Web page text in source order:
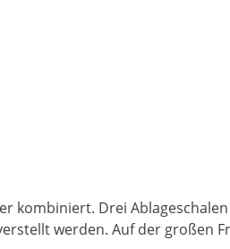
kombiniert. Drei
werden. Auf der großen